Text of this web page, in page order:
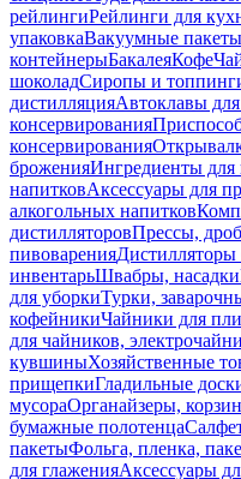
рейлингиРейлинги для
упаковкаВакуумные
контейнерыБакалеяКофе
шоколадСиропы и
дистилляцияАвтоклавы
консервирования
консервирования
броженияИнгредиенты для
напитковАксессуары для
алкогольных напитков
дистилляторовПрессы,
пивоварения
инвентарьШвабры, насадки
для уборкиТурки,
кофейникиЧайники для
для чайников,
кувшиныХозяйственные
прищепкиГладильные
мусораОрганайзеры,
бумажные полотенца
пакетыФольга, пленка,
для глаженияАксессуары